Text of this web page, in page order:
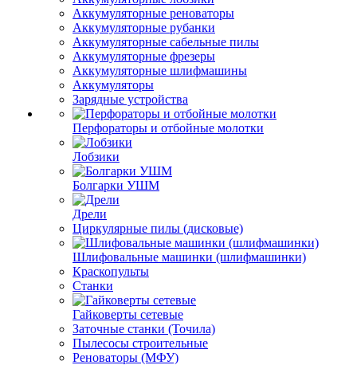
Аккумуляторные реноваторы
Аккумуляторные рубанки
Аккумуляторные сабельные пилы
Аккумуляторные фрезеры
Аккумуляторные шлифмашины
Аккумуляторы
Зарядные устройства
Перфораторы и отбойные молотки
Лобзики
Болгарки УШМ
Дрели
Циркулярные пилы (дисковые)
Шлифовальные машинки (шлифмашинки)
Краскопульты
Станки
Гайковерты сетевые
Заточные станки (Точила)
Пылесосы строительные
Реноваторы (МФУ)